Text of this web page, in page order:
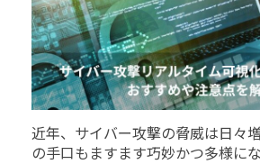
近年、サイバー攻撃の脅威は日々
の手口もますます巧妙かつ多様に